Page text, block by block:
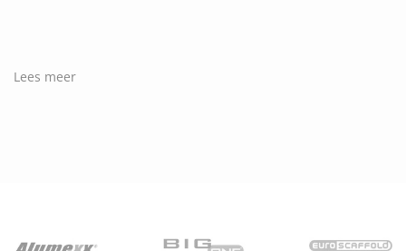
Lees meer